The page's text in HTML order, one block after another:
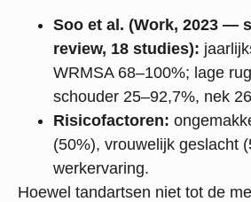
Soo et al. (Work, 2023 —
review, 18 studies):
WRMSA 68–100%; lage
schouder 25–92,7%, nek
Risicofactoren:
(50%), vrouwelijk geslacht
werkervaring.
Hoewel tandartsen niet tot de